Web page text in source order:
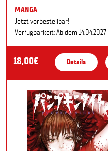
MANGA
Jetzt vorbestellbar!
Verfügbarkeit: Ab dem 14.04.2027
18,00€ Details